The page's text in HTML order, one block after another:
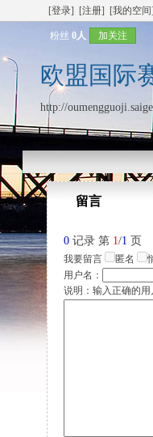
[登录] [注册] [我的空间]
粉丝 0人 加关注
欧盟国际
http://
留言
0 记录 第 1/1 页
我要留言 匿名
用户名：
说明：输入正确的